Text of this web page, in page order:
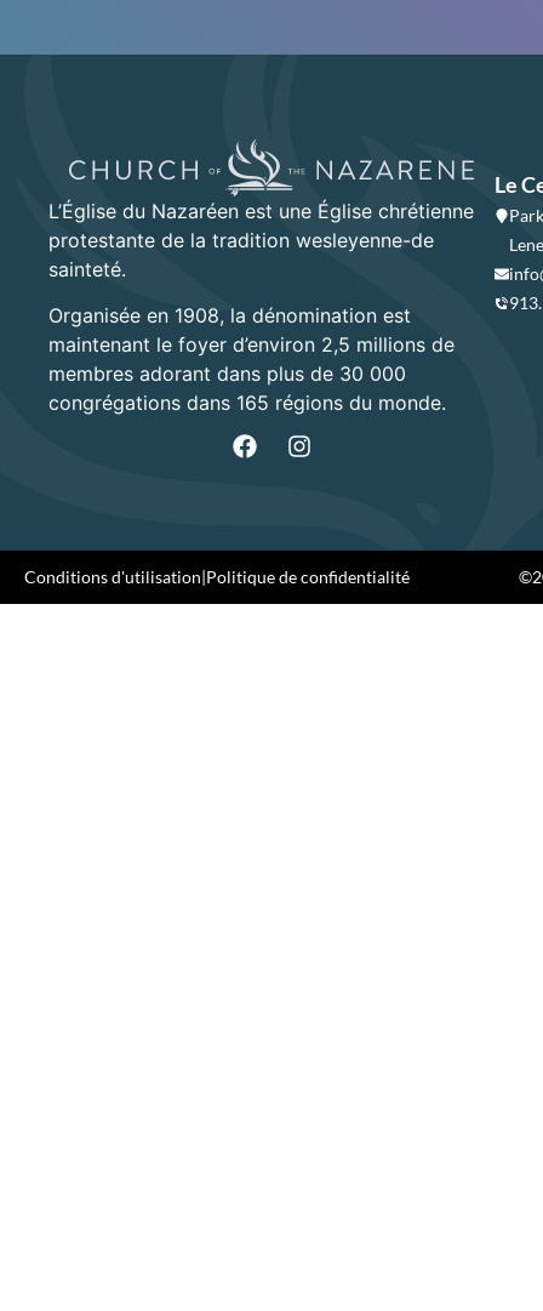
L’Église du Nazaréen est une Église chrétienne
protestante de la tradition wesleyenne-de
sainteté.
Organisée en 1908, la dénomination est
maintenant le foyer d’environ 2,5 millions de
membres adorant dans plus de 30 000
congrégations dans 165 régions du monde.
Le
Conditions d'utilisation|Politique de confidentialité